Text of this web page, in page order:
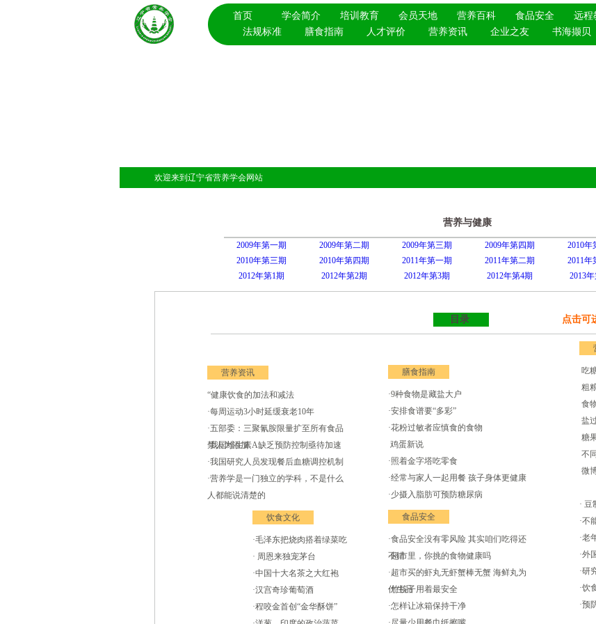
首页 学会简介 培训教育 会员天地 营养百科 食品安全 远程
法规标准
膳食指南 人才评价 营养资讯 企业之友 书海撷贝
欢迎来到辽宁省营养学会网站
营养与健康
2009年第一期 2009年第二期 2009年第三期 2009年第四期 2010年
2010年第三期
2010年第四期 2011年第一期 2011年第二期 2011年
2012年第1期
2012年第2期 2012年第3期 2012年第4期 2013
目录 点击可
营养资讯
“健康饮食的加法和减法
·每周运动3小时延缓衰老10年
·五部委：三聚氰胺限量扩至所有食品
禁人为添加
·我国维生素A缺乏预防控制亟待加速
·我国研究人员发现餐后血糖调控机制
·营养学是一门独立的学科，不是什么
人都能说清楚的
饮食文化
·毛泽东把烧肉搭着绿菜吃
· 周恩来独宠茅台
·中国十大名茶之大红袍
·汉宫奇珍葡萄酒
·程咬金首创“金华酥饼”
膳食指南
·9种食物是藏盐大户
·安排食谱要“多彩”
·花粉过敏者应慎食的食物
鸡蛋新说
·照着金字塔吃零食
·经常与家人一起用餐 孩子身体更健康
·少摄入脂肪可预防糖尿病
食品安全
·食品安全没有零风险 其实咱们吃得还
不错
·超市里，你挑的食物健康吗
·超市买的虾丸无虾蟹棒无蟹 海鲜丸为
仿生品
·竹筷子用着最安全
·怎样让冰箱保持干净
吃
粗
食
盐
糖
不
微
·
·不
·老
·外
·研
·饮
·预